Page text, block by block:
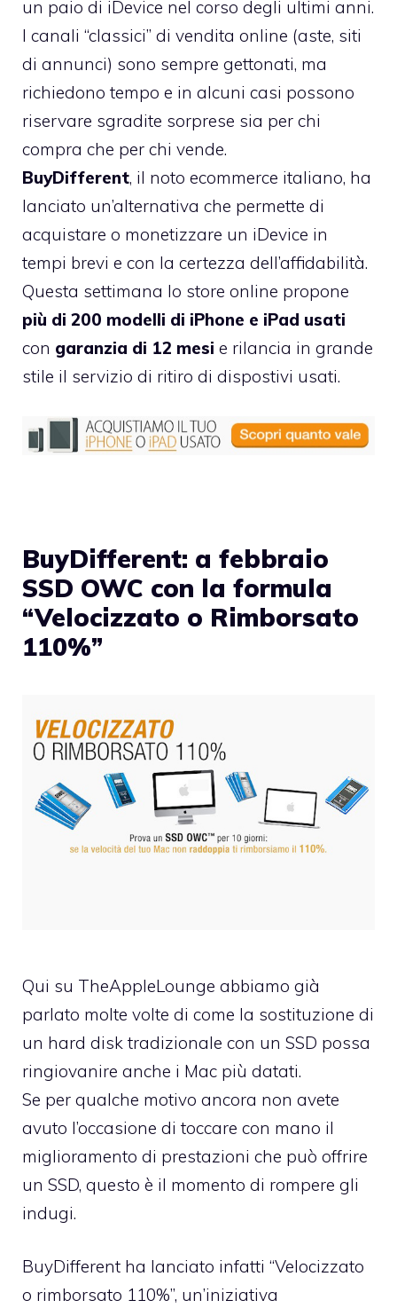
un paio di iDevice nel corso degli ultimi anni.
I canali “classici” di vendita online (aste, siti
di annunci) sono sempre gettonati, ma
richiedono tempo e in alcuni casi possono
riservare sgradite sorprese sia per chi
compra che per chi vende.
BuyDifferent, il noto ecommerce italiano, ha
lanciato un’alternativa che permette di
acquistare o monetizzare un iDevice in
tempi brevi e con la certezza dell’affidabilità.
Questa settimana lo store online propone
più di 200 modelli di iPhone e iPad usati
con garanzia di 12 mesi e rilancia in grande
stile il servizio di ritiro di dispostivi usati.
BuyDifferent: a febbraio
SSD OWC con la formula
“Velocizzato o Rimborsato
110%”
Qui su TheAppleLounge abbiamo già
parlato molte volte di come la sostituzione di
un hard disk tradizionale con un SSD possa
ringiovanire anche i Mac più datati.
Se per qualche motivo ancora non avete
avuto l’occasione di toccare con mano il
miglioramento di prestazioni che può offrire
un SSD, questo è il momento di rompere gli
indugi.
BuyDifferent ha lanciato infatti “Velocizzato
o rimborsato 110%”, un’iniziativa